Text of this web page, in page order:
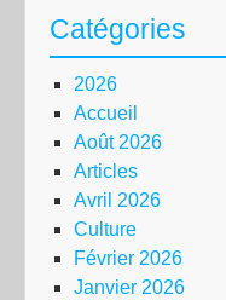
Catégories
2026
Accueil
Août 2026
Articles
Avril 2026
Culture
Février 2026
Janvier 2026